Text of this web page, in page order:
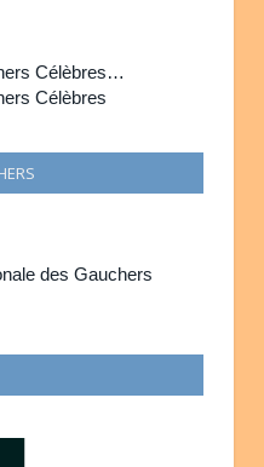
Célèbres…
Célèbres
des Gauchers